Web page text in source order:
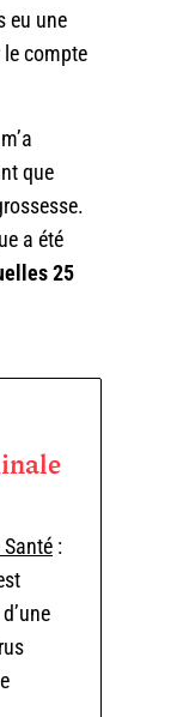
eu une
le compte
que
a été
25
: